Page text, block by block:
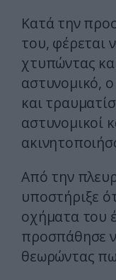
Κατά την
του, φέρεται
χτυπώντας
αστυνομικό,
και
αστυνομικοί
Από την
υποστήριξε
οχήματα του
προσπάθησε
θεωρώντας